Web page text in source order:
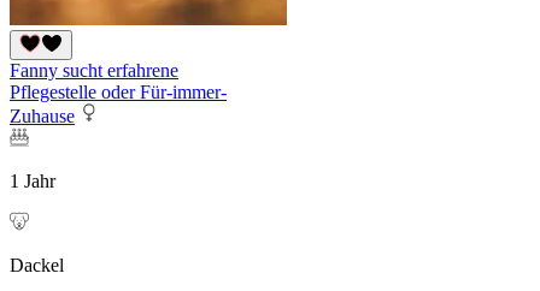
Fanny sucht erfahrene
Pflegestelle oder Für-immer-
Zuhause
1 Jahr
Dackel